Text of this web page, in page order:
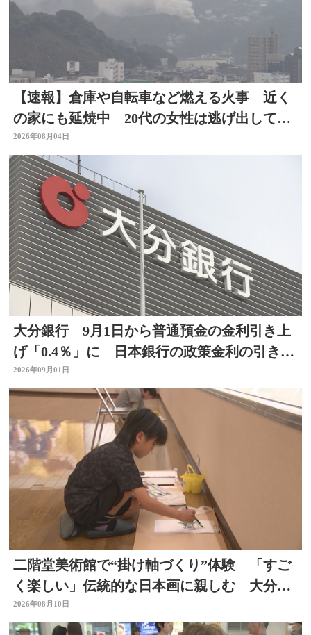
【速報】倉庫や自転車など燃える火事 近く
の家にも延焼中 20代の女性は逃げ出して無
事 大分
2026年08月04日
大分銀行 9月1日から普通預金の金利引き上
げ「0.4％」に 日本銀行の政策金利の引き上
げを受け
2026年09月01日
二階堂美術館で“掛け軸づくり”体験 「すご
く楽しい」伝統的な日本画に親しむ 大分県
日出町
2026年08月10日